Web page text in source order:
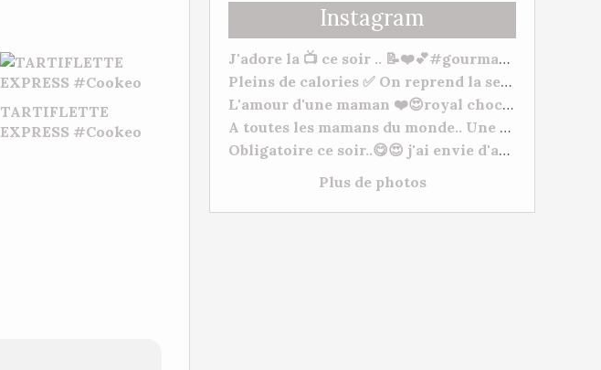
Instagram
J'adore la 📺 ce soir .. 📝❤️💕#gourmandise #myhomemadecook #meilleurspatissiers
Pleins de calories ✅ On reprend la semaine 🥒. Bonne soirée et bonne semaine à tous. 😋❤️ #behappy #famille #gourmandise #yummy #tm31 #tm5 #gourmandise
L'amour d'une maman ❤️😍royal chocolat ( mangue/framboises) "De l'amour, de l'amour, de l'amour 💕" à mes deux petits chats Morgane Et Hugo. --- #patisserie #fetedesmeres #homemadefood #chocolat #lovecooking #cookingtime #yummy #tm31 #thermomixfrance #bestofthermomix #thermomixrecipes #thermomixtm5
A toutes les mamans du monde.. Une très bonne fête, plein de gros bisous à vous toutes. ❤️😍❤️ #fetesdesmeres #amour
Obligatoire ce soir..😋😍 j'ai envie d'acheter du matériel de Pâtisserie lol normal ???? #cuisineshop #meilleurspatissiers #patisserie
Plus de photos
TARTIFLETTE
EXPRESS #Cookeo